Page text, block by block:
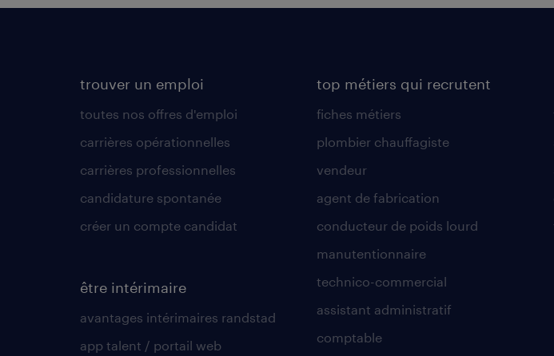
trouver un emploi
toutes nos offres d'emploi
carrières opérationnelles
carrières professionnelles
candidature spontanée
créer un compte candidat
être intérimaire
avantages intérimaires randstad
app talent / portail web
top métiers qui recrutent
fiches métiers
plombier chauffagiste
vendeur
agent de fabrication
conducteur de poids lourd
manutentionnaire
technico-commercial
assistant administratif
comptable